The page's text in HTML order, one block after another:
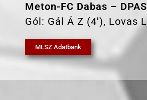
Meton-FC Dabas –
Gól: Gál Á Z (4′), Lovas
MLSZ Adatbank